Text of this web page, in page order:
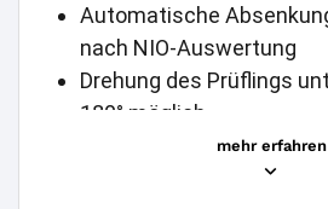
Automatische
nach NIO-Auswertung
Drehung des Prüflings
180° möglich
mehr erfahren